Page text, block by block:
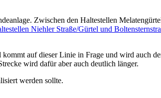
Zwischen den Haltestellen
Niehler Straße/Gürtel und
auf dieser Linie in Frage und wird auch
wird dafür aber auch deutlich länger.
werden sollte.